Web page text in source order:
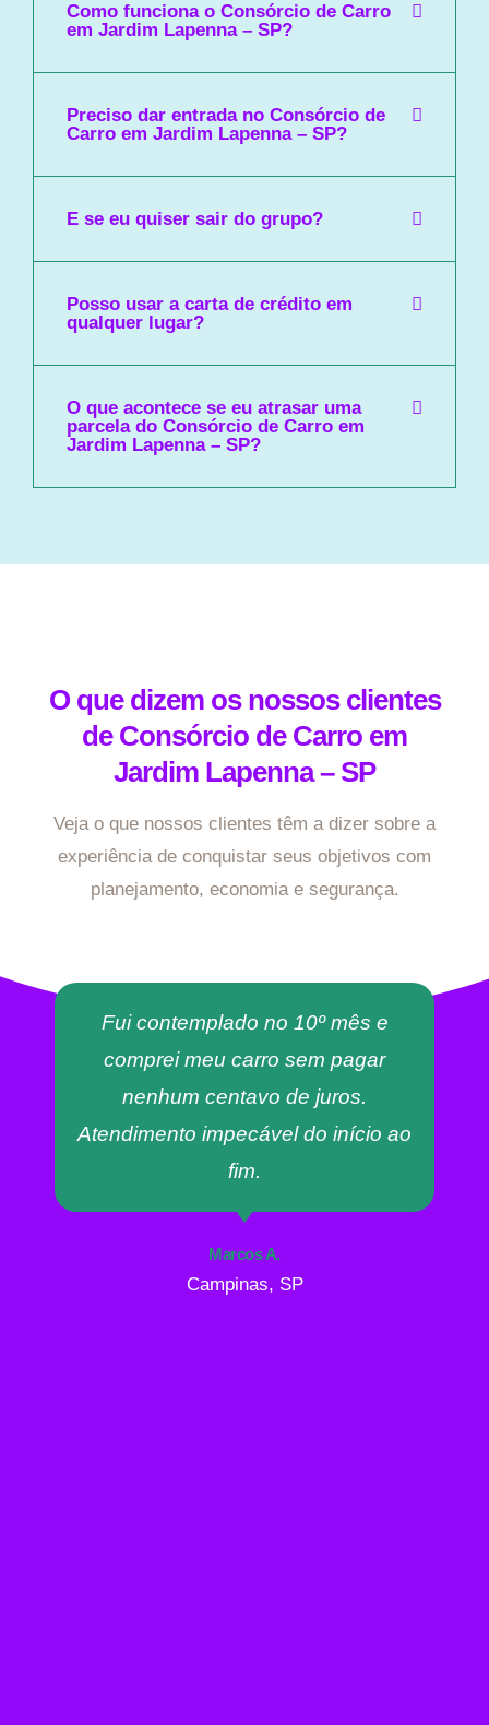
Como funciona o Consórcio de Carro
em Jardim Lapenna – SP?
Preciso dar entrada no Consórcio de
Carro em Jardim Lapenna – SP?
E se eu quiser sair do grupo?
Posso usar a carta de crédito em
qualquer lugar?
O que acontece se eu atrasar uma
parcela do Consórcio de Carro em
Jardim Lapenna – SP?
O que dizem os nossos clientes
de Consórcio de Carro em
Jardim Lapenna – SP
Veja o que nossos clientes têm a dizer sobre a
experiência de conquistar seus objetivos com
planejamento, economia e segurança.
Fui contemplado no 10º mês e
comprei meu carro sem pagar
nenhum centavo de juros.
Atendimento impecável do início ao
fim.
Marcos A.
Campinas, SP